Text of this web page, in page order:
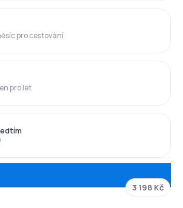
pro cestování
pro let
3 198 Kč